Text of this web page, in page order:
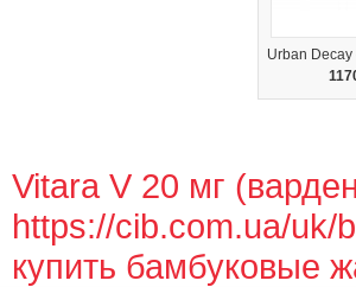
Urban
Vitara V 20 мг
https://cib.com.ua/uk/
купить бамбуковые